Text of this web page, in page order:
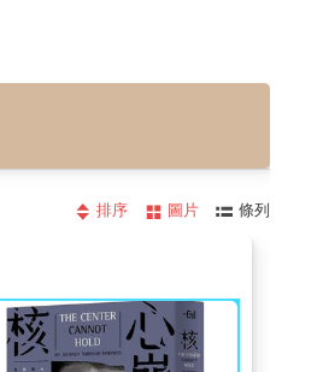
排序 圖片 條列